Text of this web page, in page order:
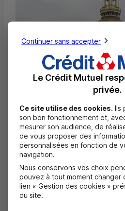
(JPG -
Continuer sans accepter
Le Crédit Mutuel
privée.
Ce site utilise des cookies. Ils
son bon fonctionnement et,
mesurer son audience, de
de vous proposer des
personnalisées en fonction de
navigation.
Nous conservons vos choix
pouvez à tout moment changer
lien « Gestion des cookies »
du site.